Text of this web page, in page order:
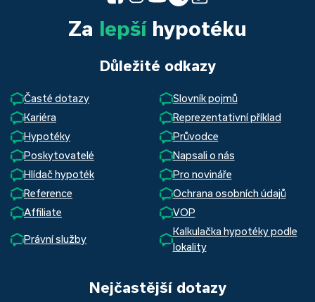
Za lepšíhypotéku
Důležité odkazy
Časté dotazy
Slovník pojmů
Kariéra
Reprezentativní příklad
Hypotéky
Průvodce
Poskytovatelé
Napsali o nás
Hlídač hypoték
Pro novináře
Reference
Ochrana osobních údajů
Affiliate
VOP
Právní služby
Kalkulačka hypotéky podle
lokality
Nejčastější dotazy